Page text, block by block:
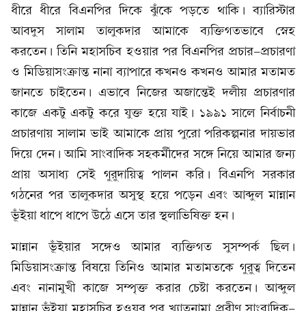
ধীরে ধীরে বিএনপির দিকে ঝুঁকে পড়তে থাকি। ব্যারিস্টার
আবদুস সালাম তালুকদার আমাকে ব্যক্তিগতভাবে স্নেহ
করতেন। তিনি মহাসচিব হওয়ার পর বিএনপির প্রচার-প্রচারণা
ও মিডিয়াসংক্রান্ত নানা ব্যাপারে কখনও কখনও আমার মতামত
জানতে চাইতেন। এভাবে নিজের অজান্তেই দলীয় প্রচারণার
কাজে একটু একটু করে যুক্ত হয়ে যাই। ১৯৯১ সালে নির্বাচনী
প্রচারণায় সালাম ভাই আমাকে প্রায় পুরো পরিকল্পনার দায়ভার
দিয়ে দেন। আমি সাংবাদিক সহকর্মীদের সঙ্গে নিয়ে আমার জন্য
প্রায় অসাধ্য সেই গুরুদায়িত্ব পালন করি। বিএনপি সরকার
গঠনের পর তালুকদার অসুস্থ হয়ে পড়েন এবং আব্দুল মান্নান
ভূঁইয়া ধাপে ধাপে উঠে এসে তার স্থলাভিষিক্ত হন।
মান্নান ভূঁইয়ার সঙ্গেও আমার ব্যক্তিগত সুসম্পর্ক ছিল।
মিডিয়াসংক্রান্ত বিষয়ে তিনিও আমার মতামতকে গুরুত্ব দিতেন
এবং নানামুখী কাজে সম্পৃক্ত করার চেষ্টা করতেন। আব্দুল